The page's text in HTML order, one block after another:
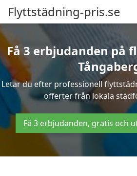
Flyttstädning-pris.se
Få 3 erbjudanden på
Letar du efter professionell
offerter från lokala
Få 3 erbjudanden, gratis och